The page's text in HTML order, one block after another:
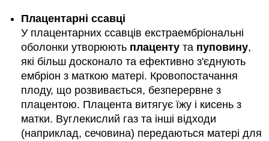
Плацентарні ссавці
У плацентарних ссавців екстраембріональні
оболонки утворюють плаценту та пуповину,
які більш досконало та ефективно з'єднують
ембріон з маткою матері. Кровопостачання
плоду, що розвивається, безперервне з
плацентою. Плацента витягує їжу і кисень з
матки. Вуглекислий газ та інші відходи
(наприклад, сечовина) передаються матері для